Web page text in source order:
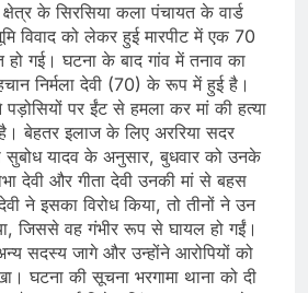
क्षेत्र के सिरसिया कला पंचायत के वार्ड
विवाद को लेकर हुई मारपीट में एक 70
हो गई। घटना के बाद गांव में तनाव का
निर्मला देवी (70) के रूप में हुई है।
पर ईंट से हमला कर मां की हत्या
बेहतर इलाज के लिए अररिया सदर
सुबोध यादव के अनुसार, बुधवार को उनके
देवी और गीता देवी उनकी मां से बहस
ने इसका विरोध किया, तो तीनों ने उन
जिससे वह गंभीर रूप से घायल हो गईं।
सदस्य जागे और उन्होंने आरोपियों को
घटना की सूचना भरगामा थाना को दी